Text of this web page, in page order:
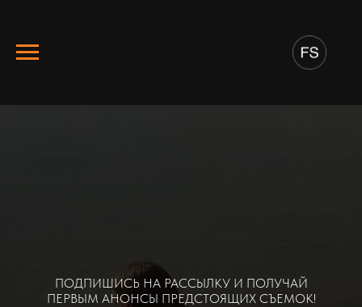
ПОДПИШИСЬ НА РАССЫЛКУ И ПОЛУЧАЙ
ПЕРВЫМ АНОНСЫ ПРЕДСТОЯЩИХ СЪЕМОК!